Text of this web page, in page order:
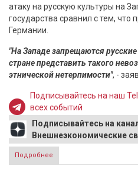
атаку на русскую культуры на
государства сравнил с тем, что
Германии.
"На Западе запрещаются
стране представить такого
этнической нетерпимости", -
Подписывайтесь на наш
всех событий
Подписывайтесь на
Внешнеэкономические
Подробнее
нет места